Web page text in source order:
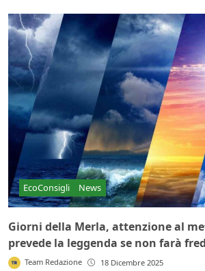
EcoConsigli News
Giorni della Merla, attenzione al
prevede la leggenda se non farà
Team Redazione 18 Dicembre 2025